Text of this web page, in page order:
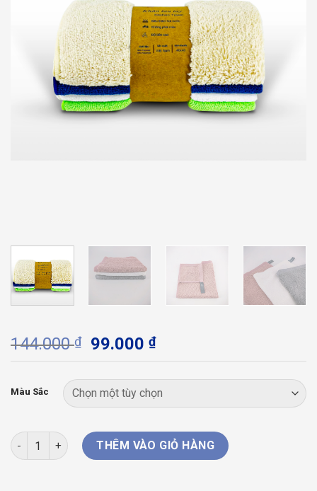
144.000₫
Giá
gốc
là:
144.000 ₫.
99.000₫Giá
hiện
tại
là:
99.000 ₫.
Màu Sắc
Khăn Tay Cotton Cao Cấp H02 Thiện Phú 28x42 số lượng
THÊM VÀO GIỎ HÀNG